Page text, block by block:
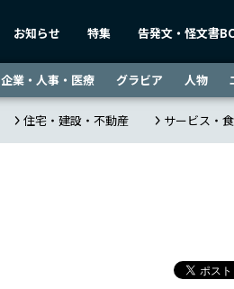
お知らせ 特集 告発文・怪文書
企業・人事・医療 グラビア 人物
住宅・建設・不動産 サービス・